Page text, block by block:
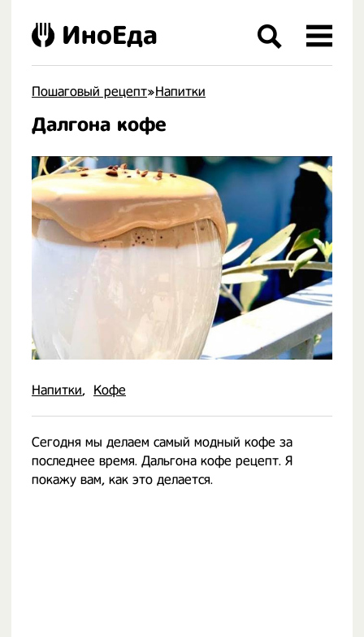
Пошаговый рецепт»Напитки
Далгона кофе
Напитки Кофе
Сегодня мы делаем самый модный кофе за
последнее время. Дальгона кофе рецепт. Я
покажу вам, как это делается.
ИноЕда